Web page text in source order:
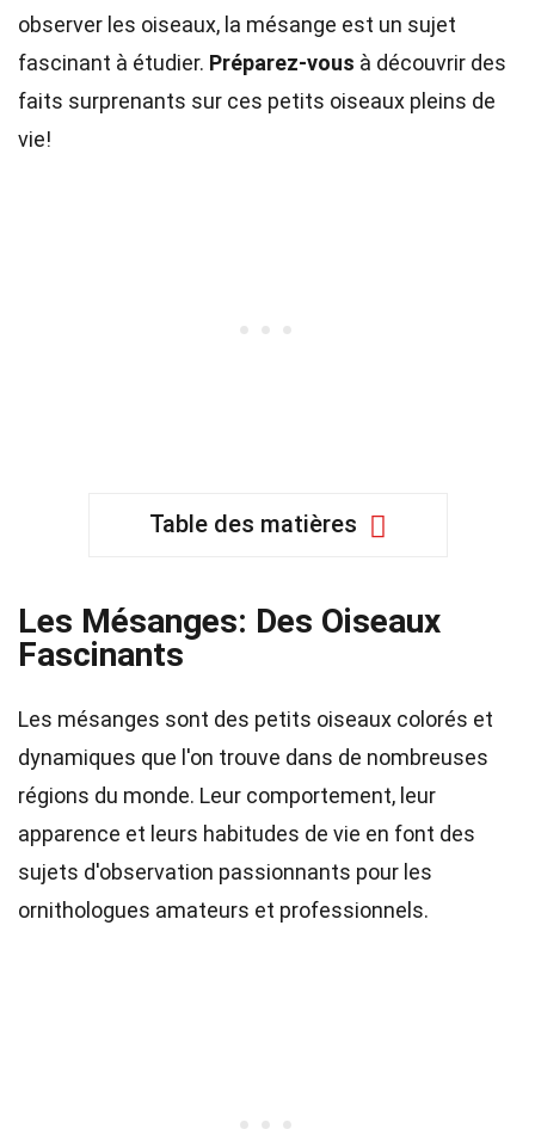
observer les oiseaux, la mésange est un sujet
fascinant à étudier. Préparez-vous à découvrir des
faits surprenants sur ces petits oiseaux pleins de
vie!
Table des matières
Les Mésanges: Des Oiseaux
Fascinants
Les mésanges sont des petits oiseaux colorés et
dynamiques que l'on trouve dans de nombreuses
régions du monde. Leur comportement, leur
apparence et leurs habitudes de vie en font des
sujets d'observation passionnants pour les
ornithologues amateurs et professionnels.